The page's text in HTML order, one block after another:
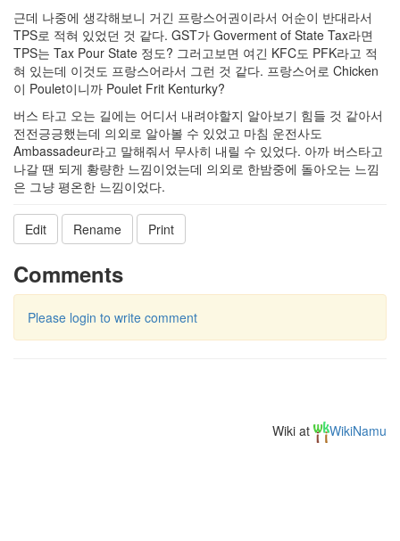
근데 나중에 생각해보니 거긴 프랑스어권이라서 어순이 반대라서
TPS로 적혀 있었던 것 같다. GST가 Goverment of State Tax라면
TPS는 Tax Pour State 정도? 그러고보면 여긴 KFC도 PFK라고 적
혀 있는데 이것도 프랑스어라서 그런 것 같다. 프랑스어로 Chicken
이 Poulet이니까 Poulet Frit Kenturky?
버스 타고 오는 길에는 어디서 내려야할지 알아보기 힘들 것 같아서
전전긍긍했는데 의외로 알아볼 수 있었고 마침 운전사도
Ambassadeur라고 말해줘서 무사히 내릴 수 있었다. 아까 버스타고
나갈 땐 되게 황량한 느낌이었는데 의외로 한밤중에 돌아오는 느낌
은 그냥 평온한 느낌이었다.
Edit Rename Print
Comments
Please login to write comment
Wiki at WikiNamu